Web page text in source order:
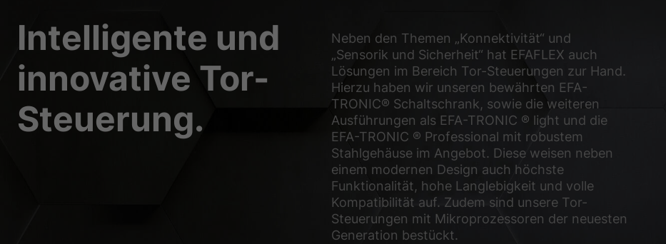
Intelligente und
innovative Tor-
Steuerung.
Neben den Themen „Konnektivität“ und
„Sensorik und Sicherheit“ hat EFAFLEX auch
Lösungen im Bereich Tor-Steuerungen zur Hand.
Hierzu haben wir unseren bewährten EFA-
TRONIC® Schaltschrank, sowie die weiteren
Ausführungen als EFA-TRONIC ® light und die
EFA-TRONIC ® Professional mit robustem
Stahlgehäuse im Angebot. Diese weisen neben
einem modernen Design auch höchste
Funktionalität, hohe Langlebigkeit und volle
Kompatibilität auf. Zudem sind unsere Tor-
Steuerungen mit Mikroprozessoren der neuesten
Generation bestückt.
Statistik Cookies erfassen Informationen anonym. Diese Informationen helfen uns zu verstehen, wie unsere
Website nutzen.
Cookie-Informationen anzeigen
Externe Medien (2)
Inhalte von Videoplattformen und Social-Media-Plattformen werden standardmäßig blockiert. Wenn Cookies
Medien akzeptiert werden, bedarf der Zugriff auf diese Inhalte keiner manuellen Einwilligung mehr.
Cookie-Informationen anzeigen